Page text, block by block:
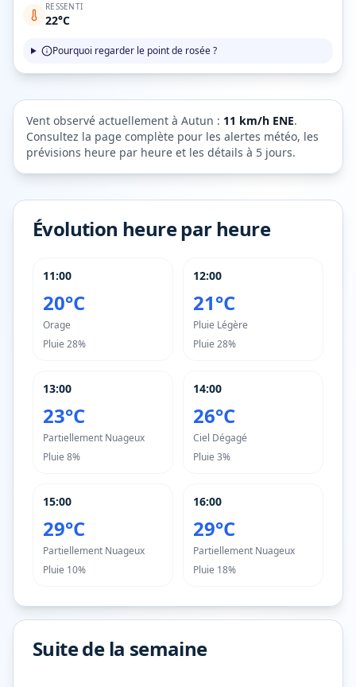
RESSENTI
22°C
Pourquoi regarder le point de rosée ?
Vent observé actuellement à Autun : 11 km/h ENE.
Consultez la page complète pour les alertes météo, les
prévisions heure par heure et les détails à 5 jours.
Évolution heure par heure
11:00
20°C
Orage
Pluie 28%
12:00
21°C
Pluie Légère
Pluie 28%
13:00
23°C
Partiellement Nuageux
Pluie 8%
14:00
26°C
Ciel Dégagé
Pluie 3%
15:00
29°C
Partiellement Nuageux
Pluie 10%
16:00
29°C
Partiellement Nuageux
Pluie 18%
Suite de la semaine